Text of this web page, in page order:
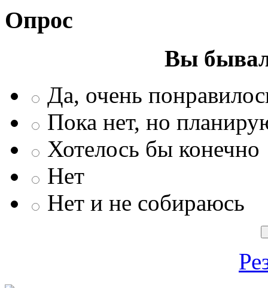
Опрос
Вы
Да, очень
Пока нет, но
Хотелось бы конечно
Нет
Нет и не собираюсь